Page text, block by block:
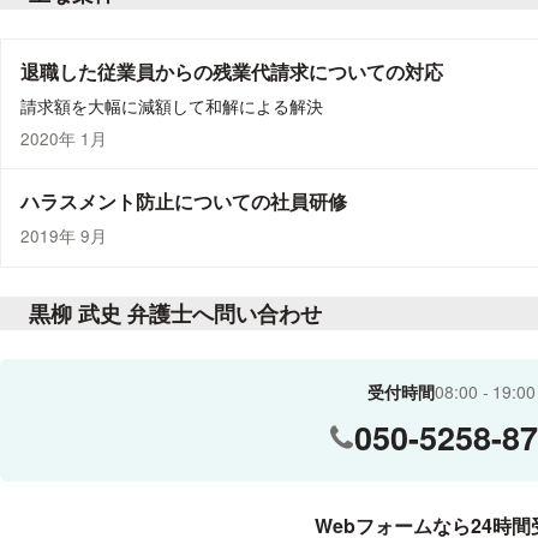
退職した従業員からの残業代請求についての対応
請求額を大幅に減額して和解による解決
2020年 1月
ハラスメント防止についての社員研修
2019年 9月
黒柳 武史 弁護士へ問い合わせ
受付時間08:00 19:00
050-5258-
Webフォームなら24時間